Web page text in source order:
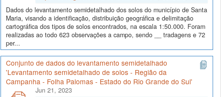
Dados do levantamento semidetalhado dos solos do município de Santa
Maria, visando a identificação, distribuição geográfica e delimitação
cartográfica dos tipos de solos encontrados, na escala 1:50.000. Foram
realizadas ao todo 623 observações a campo, sendo __ tradagens e 72
per...
Conjunto de dados do levantamento semidetalhado
'Levantamento semidetalhado de solos - Região da
Campanha - Folha Palomas - Estado do Rio Grande do Sul'
Jun 21, 2023